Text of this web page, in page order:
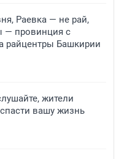
Раевка — не рай,
провинция с
райцентры Башкирии
жители
вашу жизнь